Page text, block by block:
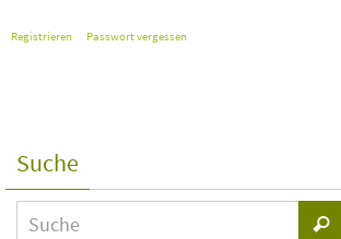
Registrieren Passwort vergessen
Suche